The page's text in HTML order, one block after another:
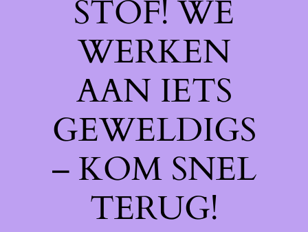
STOF! WE
WERKEN
AAN IETS
GEWELDIGS
– KOM SNEL
TERUG!